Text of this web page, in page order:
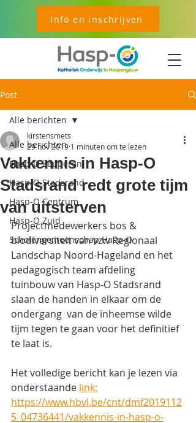
Info en inschrijven
Post
Alle berichten
Hasp-O Zepperen
Hasp-O Stadsrand
Hasp-O Centrum
Hasp-O Zuid
Scholengemeenschap Hasp-O
Alle berichten
Vakkennis in Hasp-O
Stadsrand redt grote tijm
van uitsterven
kirstensmets
29 nov 2019 1 minuten om te lezen
Projectmedewerkers bos &
biodiversiteit van vzw Regionaal
Landschap Noord-Hageland en het
pedagogisch team afdeling
tuinbouw van Hasp-O Stadsrand
slaan de handen in elkaar om de
ondergang  van de inheemse wilde
tijm tegen te gaan voor het definitief
te laat is.
Het volledige bericht kan je lezen via
onderstaande link:
https://www.hbvl.be/cnt/dmf2019112
5_04736441/vakkennis-in-hasp-o-